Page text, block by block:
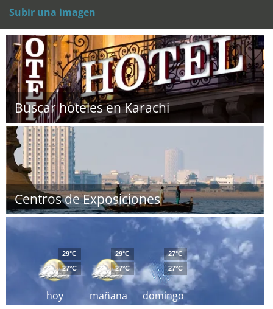
Subir una imagen
Buscar hoteles en Karachi
Centros de Exposiciones
hoy
29°C
27°C
mañana
29°C
27°C
domingo
27°C
27°C